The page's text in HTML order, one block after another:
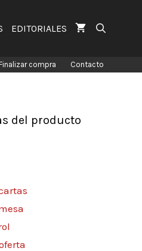
EDITORIALES
Finalizar compra Contacto
del producto